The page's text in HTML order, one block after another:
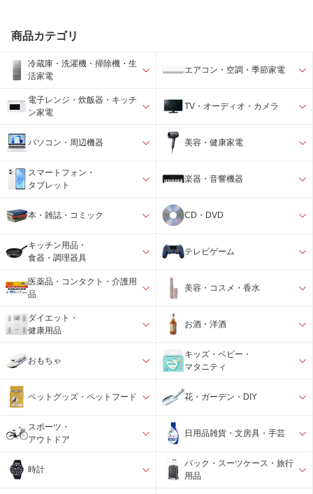
商品カテゴリ
冷蔵庫・洗濯機・掃除機・生
活家電
エアコン・空調・季節家電
電子レンジ・炊飯器・キッチ
ン家電
TV・オーディオ・カメラ
パソコン・周辺機器 美容・健康家電
スマートフォン・
タブレット
楽器・音響機器
本・雑誌・コミック CD・DVD
キッチン用品・
食器・調理器具
テレビゲーム
医薬品・コンタクト・介護用
品
美容・コスメ・香水
ダイエット・
健康用品
お酒・洋酒
おもちゃ
キッズ・ベビー・
マタニティ
ペットグッズ・ペットフード 花・ガーデン・DIY
スポーツ・
アウトドア
日用品雑貨・文房具・手芸
時計
バック・スーツケース・旅行
用品